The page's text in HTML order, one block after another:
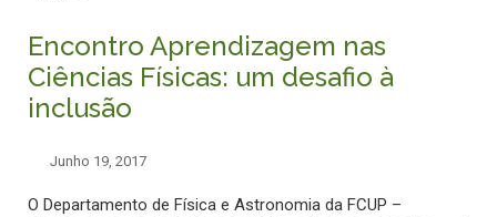
Encontro Aprendizagem nas
Ciências Físicas: um desafio à
inclusão
Junho 19, 2017
O Departamento de Física e Astronomia da FCUP –